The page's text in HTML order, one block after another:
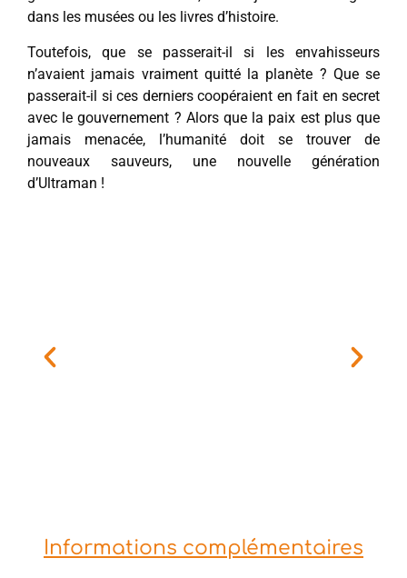
dans les musées ou les livres d’histoire.
Toutefois, que se passerait-il si les envahisseurs
n’avaient jamais vraiment quitté la planète ? Que se
passerait-il si ces derniers coopéraient en fait en secret
avec le gouvernement ? Alors que la paix est plus que
jamais menacée, l’humanité doit se trouver de
nouveaux sauveurs, une nouvelle génération
d’Ultraman !
Informations complémentaires